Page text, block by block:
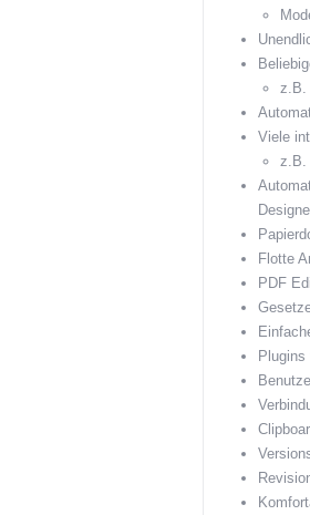
z.B.
Viele
z.B.
Flotte
PDF